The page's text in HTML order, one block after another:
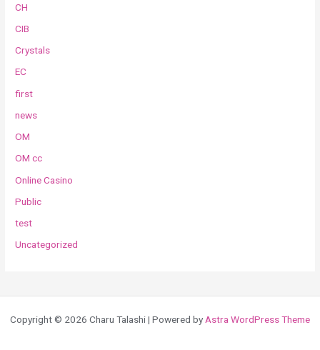
CH
CIB
Crystals
EC
first
news
OM
OM cc
Online Casino
Public
test
Uncategorized
Copyright © 2026 Charu Talashi | Powered by Astra WordPress Theme